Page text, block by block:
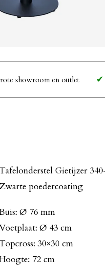
showroom en outlet
Gietijzer
Zwarte poedercoating
Ø 76 mm
Ø 43 cm
30×30 cm
72 cm